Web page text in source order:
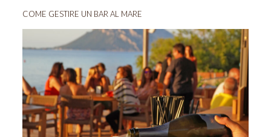
COME GESTIRE UN BAR AL MARE